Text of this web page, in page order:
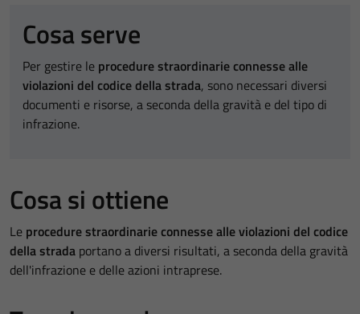
Cosa serve
Per gestire le procedure straordinarie connesse alle
violazioni del codice della strada, sono necessari diversi
documenti e risorse, a seconda della gravità e del tipo di
infrazione.
Cosa si ottiene
Le procedure straordinarie connesse alle violazioni del codice
della strada portano a diversi risultati, a seconda della gravità
dell'infrazione e delle azioni intraprese.